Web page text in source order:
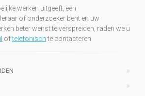
werken uitgeeft, een
of onderzoeker bent en uw
beter wenst te verspreiden, raden we u
oftelefonischte contacteren